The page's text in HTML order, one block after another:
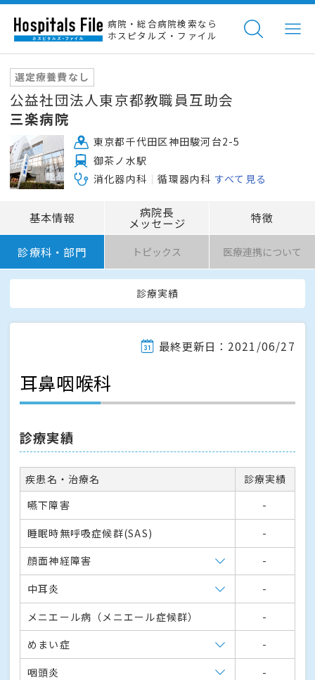
病院・総合病院検索なら
ホスピタルズ・ファイル
選定療養費なし
公益社団法人東京都教職員互助会
三楽病院
東京都千代田区神田駿河台2-5
御茶ノ水駅
消化器内科
循環器内科 すべて見る
基本情報 病院長
メッセージ 特徴
診療科・部門 トピックス 医療連携について
診療実績
最終更新日：2021/06/27
耳鼻咽喉科
診療実績
疾患名・治療名
診療実績
嚥下障害
-
睡眠時無呼吸症候群(SAS)
-
顔面神経障害
-
中耳炎
-
メニエール病（メニエール症候群）
-
めまい症
-
咽頭炎
-